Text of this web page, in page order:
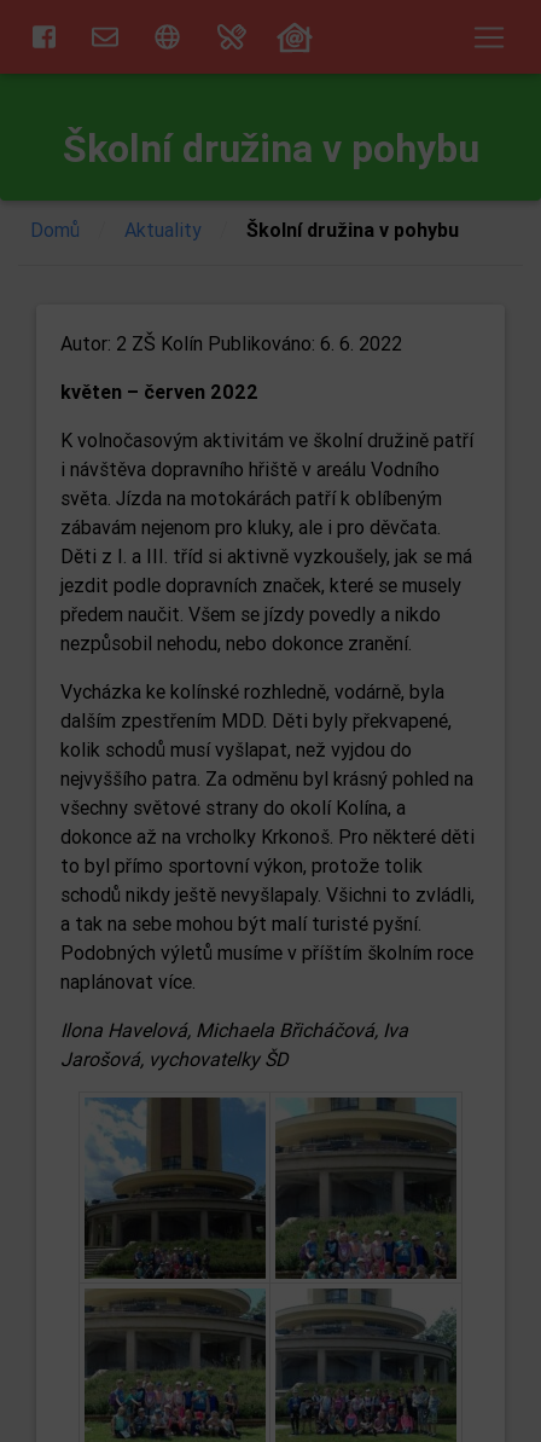
Školní družina v pohybu
Domů Aktuality Školní družina v pohybu
Autor: 2 ZŠ Kolín Publikováno: 6. 6. 2022
květen – červen 2022
K volnočasovým aktivitám ve školní družině patří
i návštěva dopravního hřiště v areálu Vodního
světa. Jízda na motokárách patří k oblíbeným
zábavám nejenom pro kluky, ale i pro děvčata.
Děti z I. a III. tříd si aktivně vyzkoušely, jak se má
jezdit podle dopravních značek, které se musely
předem naučit. Všem se jízdy povedly a nikdo
nezpůsobil nehodu, nebo dokonce zranění.
Vycházka ke kolínské rozhledně, vodárně, byla
dalším zpestřením MDD. Děti byly překvapené,
kolik schodů musí vyšlapat, než vyjdou do
nejvyššího patra. Za odměnu byl krásný pohled na
všechny světové strany do okolí Kolína, a
dokonce až na vrcholky Krkonoš. Pro některé děti
to byl přímo sportovní výkon, protože tolik
schodů nikdy ještě nevyšlapaly. Všichni to zvládli,
a tak na sebe mohou být malí turisté pyšní.
Podobných výletů musíme v příštím školním roce
naplánovat více.
Ilona Havelová, Michaela Břicháčová, Iva
Jarošová, vychovatelky ŠD